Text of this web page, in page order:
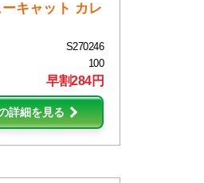
キャット カレ
S270246
100
早割284円
詳細を見る